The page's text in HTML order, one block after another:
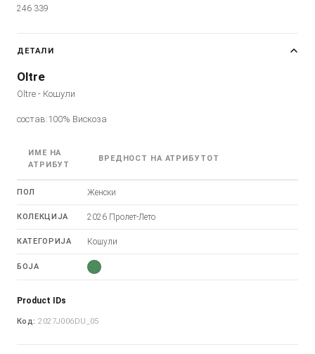
246 339
ДЕТАЛИ
Oltre
Oltre - Кошули
состав:100% Вискоза
ИМЕ НА
АТРИБУТ
ВРЕДНОСТ НА АТРИБУТОТ
ПОЛ Женски
КОЛЕКЦИЈА 2026 Пролет-Лето
КАТЕГОРИЈА Кошули
БОЈА
Product IDs
Код: 2027J006DU_05